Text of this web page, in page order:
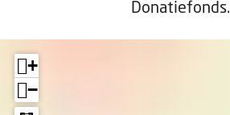
Donatiefonds.
+
−